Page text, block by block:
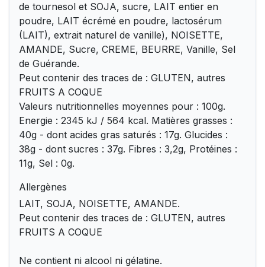
de tournesol et SOJA, sucre, LAIT entier en
poudre, LAIT écrémé en poudre, lactosérum
(LAIT), extrait naturel de vanille), NOISETTE,
AMANDE, Sucre, CREME, BEURRE, Vanille, Sel
de Guérande.
Peut contenir des traces de : GLUTEN, autres
FRUITS A COQUE
Valeurs nutritionnelles moyennes pour : 100g.
Energie : 2345 kJ / 564 kcal. Matières grasses :
40g - dont acides gras saturés : 17g. Glucides :
38g - dont sucres : 37g. Fibres : 3,2g, Protéines :
11g, Sel : 0g.
Allergènes
LAIT, SOJA, NOISETTE, AMANDE.
Peut contenir des traces de : GLUTEN, autres
FRUITS A COQUE
Ne contient ni alcool ni gélatine.